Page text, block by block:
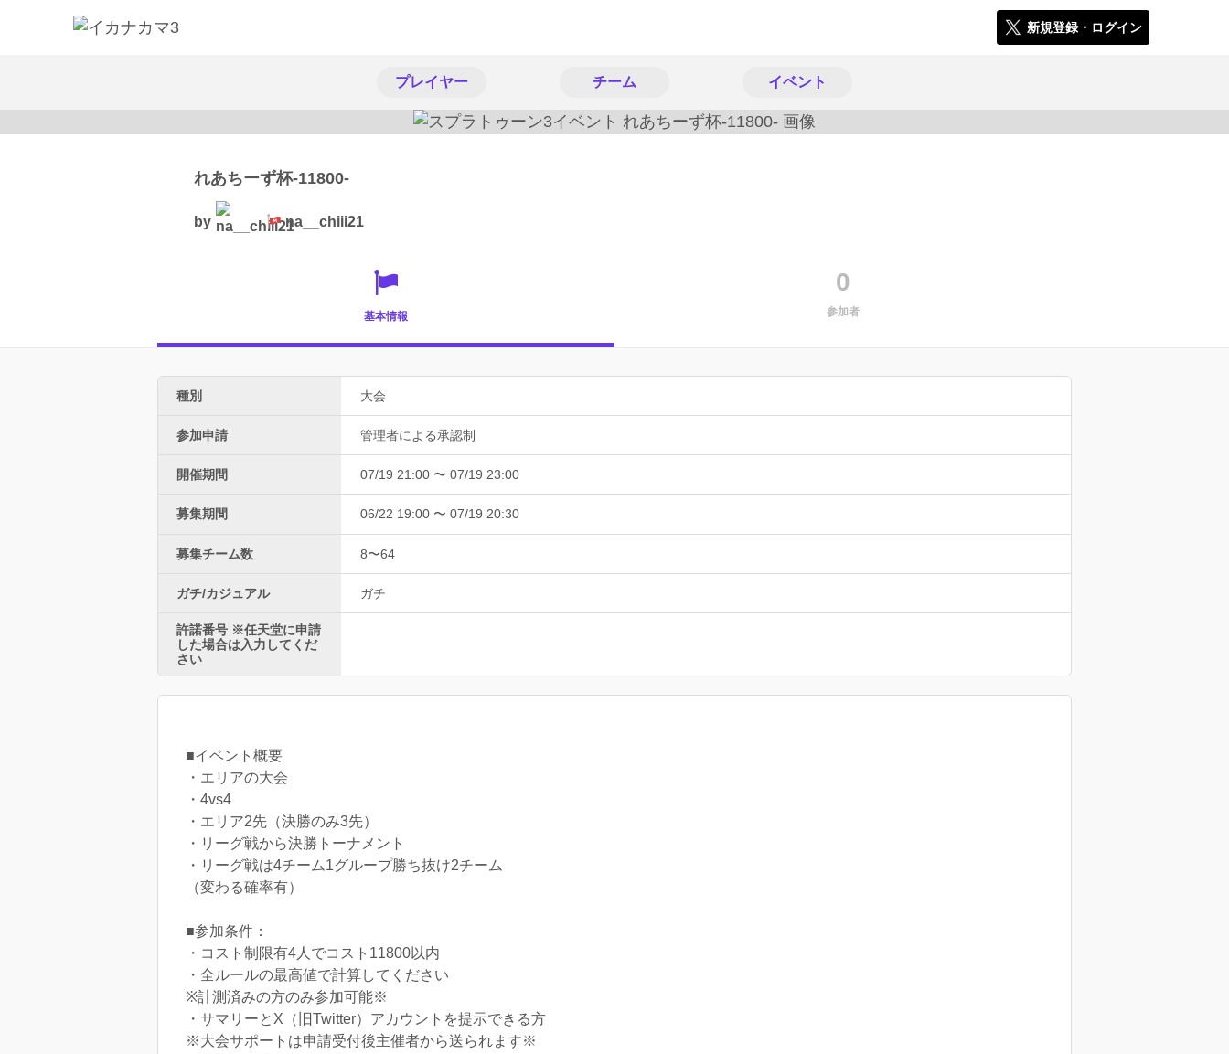
新規登録・ログイン
プレイヤー チーム イベント
れあちーず杯-11800-
by na__chiii21
基本情報
0
参加者
種別 大会
参加申請 管理者による承認制
開催期間 07/19 21:00 〜 07/19 23:00
募集期間 06/22 19:00 〜 07/19 20:30
募集チーム数 8〜64
ガチ/カジュアル ガチ
許諾番号 ※任天堂に申請
した場合は入力してくだ
さい
■イベント概要
・エリアの大会
・4vs4
・エリア2先（決勝のみ3先）
・リーグ戦から決勝トーナメント
・リーグ戦は4チーム1グループ勝ち抜け2チーム
（変わる確率有）
■参加条件：
・コスト制限有4人でコスト11800以内
・全ルールの最高値で計算してください
※計測済みの方のみ参加可能※
・サマリーとX（旧Twitter）アカウントを提示できる方
※大会サポートは申請受付後主催者から送られます※